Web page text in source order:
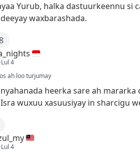
Yurub, halka dastuurkeennu si
waxbarashada.
Lul 4
ah loo turjumay
heerka sareah mararka
Isra wuxuu xasuusiyay in sharcigu
Lul 4